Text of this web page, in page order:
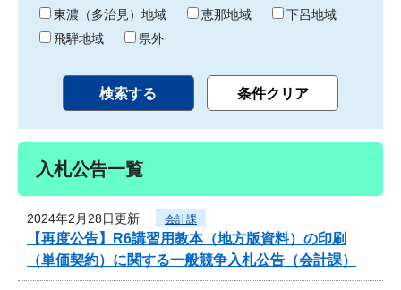
東濃（多治見）地域
恵那地域
下呂地域
飛騨地域
県外
入札公告一覧
2024年2月28日更新 会計課
【再度公告】R6講習用教本（地方版資料）の印刷
（単価契約）に関する一般競争入札公告（会計課）